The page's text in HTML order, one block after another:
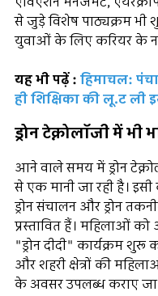
से जुड़े विशेष पाठ्यक्रम
युवाओं के लिए करियर के
यह भी पढ़ें : हिमाचल:
ही शिक्षिका की लू.ट
ड्रोन टेक्नोलॉजी में भी
आने वाले समय में ड्रोन
से एक मानी जा रही है।
ड्रोन संचालन और ड्रोन
प्रस्तावित हैं। महिलाओं को
"ड्रोन दीदी" कार्यक्रम
और शहरी क्षेत्रों की
के अवसर उपलब्ध कराए